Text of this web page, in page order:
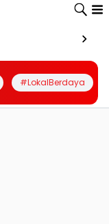
#LokalBerdaya